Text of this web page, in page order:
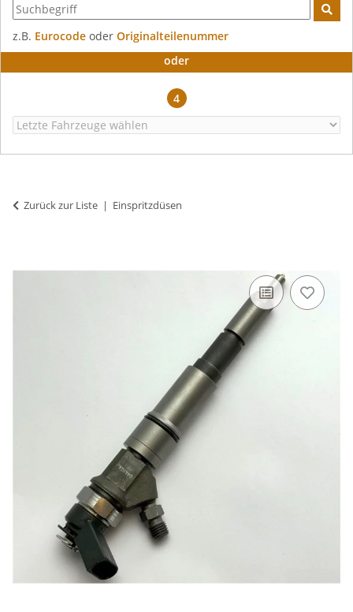
z.B. Eurocode oder Originalteilenummer
oder
4
Zurück zur Liste Einspritzdüsen